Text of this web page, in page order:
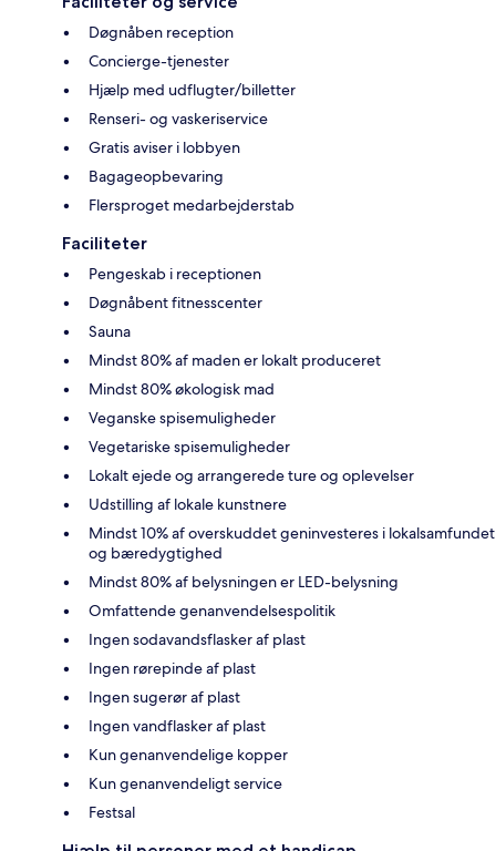
Døgnåben reception
Concierge-tjenester
Hjælp med udflugter/billetter
Renseri- og vaskeriservice
Gratis aviser i lobbyen
Bagageopbevaring
Flersproget medarbejderstab
Faciliteter
Pengeskab i receptionen
Døgnåbent fitnesscenter
Sauna
Mindst 80% af maden er lokalt produceret
Mindst 80% økologisk mad
Veganske spisemuligheder
Vegetariske spisemuligheder
Lokalt ejede og arrangerede ture og oplevelser
Udstilling af lokale kunstnere
Mindst 10% af overskuddet geninvesteres i lokalsamfundet
og bæredygtighed
Mindst 80% af belysningen er LED-belysning
Omfattende genanvendelsespolitik
Ingen sodavandsflasker af plast
Ingen rørepinde af plast
Ingen sugerør af plast
Ingen vandflasker af plast
Kun genanvendelige kopper
Kun genanvendeligt service
Festsal